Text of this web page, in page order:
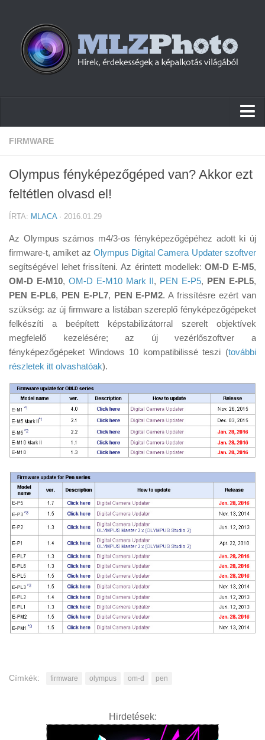
Hírek
Cikkek
Tudástár
Tanácsok
Érdekességek
Helyszíni Riport
E-BB
FIRMWARE
Olympus fényképezőgéped van? Akkor ezt
feltétlen olvasd el!
ÍRTA: MLACA· 2016.01.29
Az Olympus számos m4/3-os fényképezőgépéhez adott ki új
firmware-t, amiket az Olympus Digital Camera Updater szoftver
segítségével lehet frissíteni. Az érintett modellek:OM-D E-M5,
OM-D E-M10, OM-D E-M10 Mark II, PEN E-P5, PEN E-PL5,
PEN E-PL6, PEN E-PL7, PEN E-PM2. A frissítésre ezért van
szükség: az új firmware a listában szereplő fényképezőgépeket
felkészíti a beépített képstabilizátorral szerelt objektívek
megfelelő kezelésére; az új vezérlőszoftver a
fényképezőgépeket Windows 10 kompatibilissé teszi (további
részletek itt olvashatóak).
Címkék: firmware olympus om-d pen
Hirdetések: